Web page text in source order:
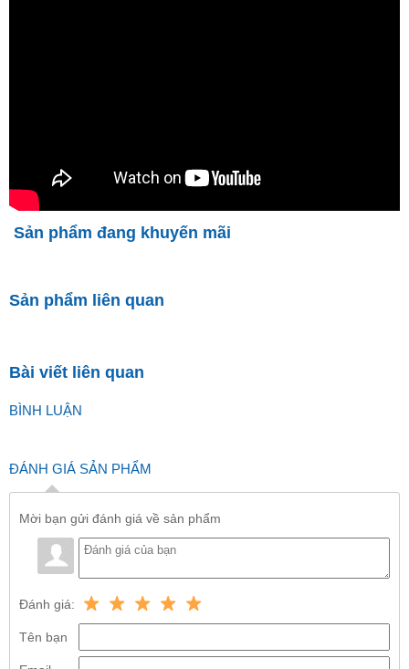
Sản phẩm đang khuyến mãi
Sản phẩm liên quan
Bài viết liên quan
BÌNH LUẬN
ĐÁNH GIÁ SẢN PHẨM
Mời bạn gửi đánh giá về sản phẩm
Đánh giá:
Tên bạn